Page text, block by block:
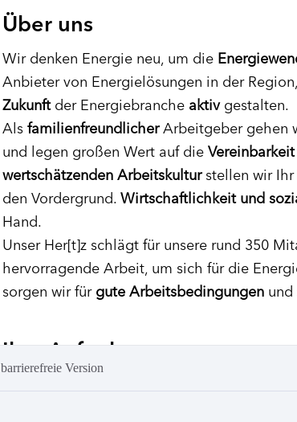
barrierefreie Version